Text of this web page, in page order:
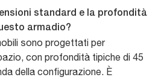
standard e la profondità
armadio?
sono progettati per
con profondità tipiche di 45
della configurazione. È